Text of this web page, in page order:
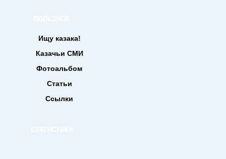
Ищу казака!
Казачьи СМИ
Фотоальбом
Статьи
Ссылки